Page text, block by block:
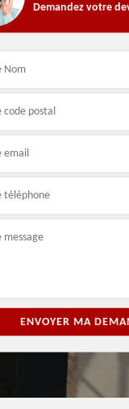
Entreprise de peinture
33
Demandez votre